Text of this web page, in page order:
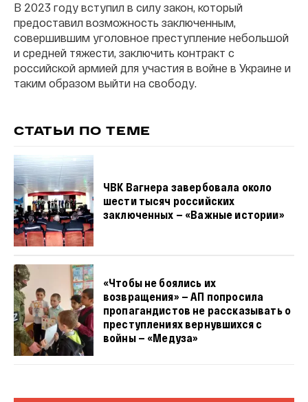
В 2023 году вступил в силу закон, который
предоставил возможность заключенным,
совершившим уголовное преступление небольшой
и средней тяжести, заключить контракт с
российской армией для участия в войне в Украине и
таким образом выйти на свободу.
СТАТЬИ ПО ТЕМЕ
ЧВК Вагнера завербовала около
шести тысяч российских
заключенных — «Важные истории»
«Чтобы не боялись их
возвращения» — АП попросила
пропагандистов не рассказывать о
преступлениях вернувшихся с
войны — «Медуза»